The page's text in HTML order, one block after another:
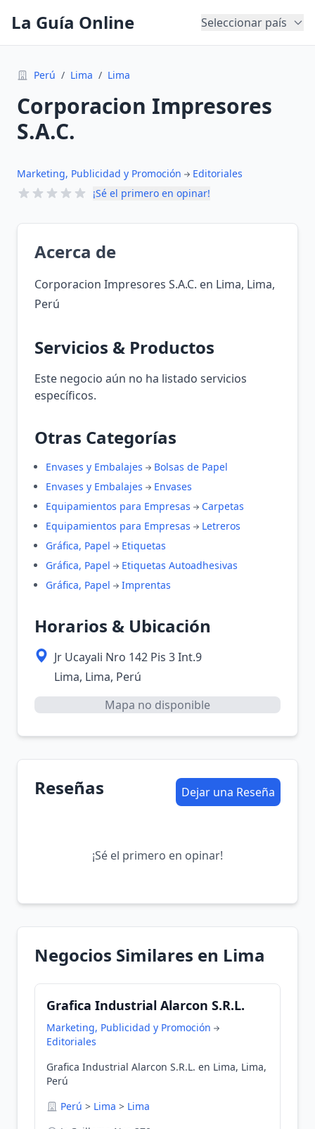
La Guía Online Seleccionar país
Perú / Lima / Lima
Corporacion Impresores
S.A.C.
Marketing, Publicidad y Promoción
Editoriales
¡Sé el primero en opinar!
Acerca de
Corporacion Impresores S.A.C. en Lima, Lima,
Perú
Servicios & Productos
Este negocio aún no ha listado servicios
específicos.
Otras Categorías
Envases y Embalajes
Bolsas de Papel
Envases y Embalajes
Envases
Equipamientos para Empresas
Carpetas
Equipamientos para Empresas
Letreros
Gráfica, Papel
Etiquetas
Gráfica, Papel
Etiquetas Autoadhesivas
Gráfica, Papel
Imprentas
Horarios & Ubicación
Jr Ucayali Nro 142 Pis 3 Int.9
Lima, Lima, Perú
Mapa no disponible
Reseñas Dejar una Reseña
¡Sé el primero en opinar!
Negocios Similares en Lima
Grafica Industrial Alarcon S.R.L.
Marketing, Publicidad y Promoción
Editoriales
Grafica Industrial Alarcon S.R.L. en Lima, Lima,
Perú
Perú > Lima > Lima